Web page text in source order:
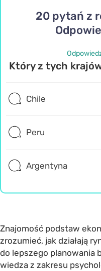
20 pytań z
Który z tych
Chile
Peru
Argentyna
Znajomość podstaw
zrozumieć, jak działają
do lepszego planowania
wiedza z zakresu